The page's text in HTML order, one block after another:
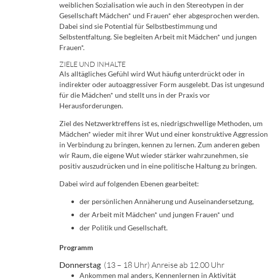
weiblichen Sozialisation wie auch in den Stereotypen in der
Gesellschaft Mädchen* und Frauen* eher abgesprochen werden.
Dabei sind sie Potential für Selbstbestimmung und
Selbstentfaltung. Sie begleiten Arbeit mit Mädchen* und jungen
Frauen*.
ZIELE UND INHALTE
Als alltägliches Gefühl wird Wut häufig unterdrückt oder in
indirekter oder autoaggressiver Form ausgelebt. Das ist ungesund
für die Mädchen* und stellt uns in der Praxis vor
Herausforderungen.
Ziel des Netzwerktreffens ist es, niedrigschwellige Methoden, um
Mädchen* wieder mit ihrer Wut und einer konstruktive Aggression
in Verbindung zu bringen, kennen zu lernen. Zum anderen geben
wir Raum, die eigene Wut wieder stärker wahrzunehmen, sie
positiv auszudrücken und in eine politische Haltung zu bringen.
Dabei wird auf folgenden Ebenen gearbeitet:
der persönlichen Annäherung und Auseinandersetzung,
der Arbeit mit Mädchen* und jungen Frauen* und
der Politik und Gesellschaft.
Programm
Donnerstag (13 – 18 Uhr) Anreise ab 12.00 Uhr
Ankommen mal anders, Kennenlernen in Aktivität